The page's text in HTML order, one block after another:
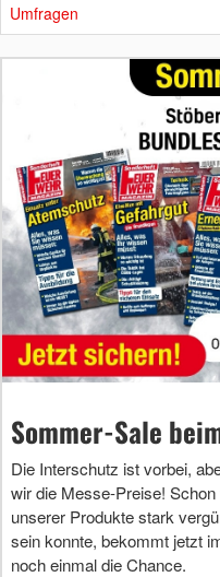
Umfragen
Sommer-Sale
Die Interschutz ist vorbei,
wir die Messe-Preise!
unserer Produkte stark
sein konnte, bekommt jetzt
noch einmal die Chance.